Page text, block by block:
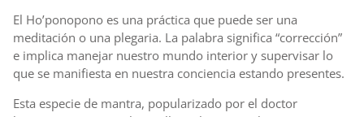
El Ho’ponopono es una práctica que puede ser una
meditación o una plegaria. La palabra significa “corrección”
e implica manejar nuestro mundo interior y supervisar lo
que se manifiesta en nuestra conciencia estando presentes.
Esta especie de mantra, popularizado por el doctor